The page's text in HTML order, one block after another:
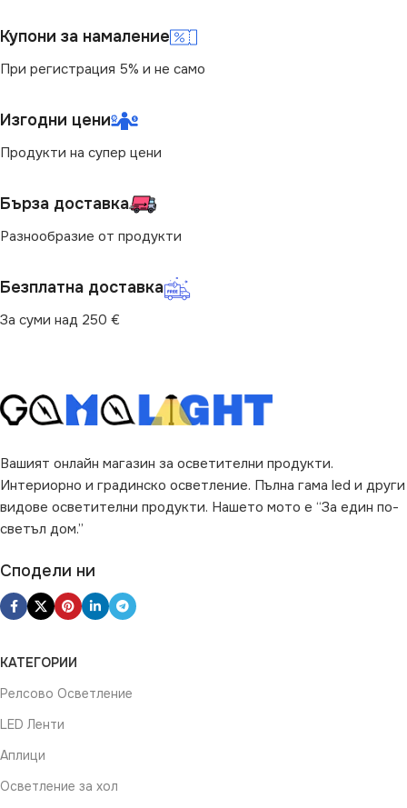
СВЕТЛИНЕН ПОТОК
СТЕПЕН НА ЗАЩИТА
IP65
ПРЕДНАЗНАЧЕНИЕ
Магазин,за Офис, за Таван ,
за Тераса
ВИД LED
Купони за намаление
При регистрация 5% и не само
Изгодни цени
Продукти на супер цени
Бърза доставка
Разнообразие от продукти
Безплатна доставка
За суми над 250 €
Вашият онлайн магазин за осветителни продукти.
Интериорно и градинско осветление. Пълна гама led и други
видове осветителни продукти. Нашето мото е “За един по-
светъл дом.”
Сподели ни
КАТЕГОРИИ
Релсово Осветление
LED Ленти
Аплици
Осветление за хол